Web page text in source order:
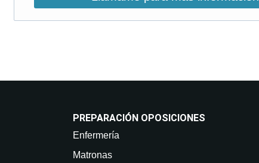
PREPARACIÓN OPOSICIONES
Enfermería
Matronas